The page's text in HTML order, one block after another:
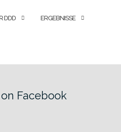
DDD ERGEBNISSE
Facebook